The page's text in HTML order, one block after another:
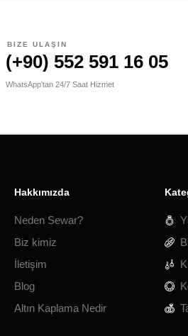
BIZE ULAŞIN
(+90) 552 591 16 05
WhatsApp'tan 24/7 Saat Hizmet
Hakkımızda
Neden Sewar?
Biz kimiz
İletişim
Blog
Altın Kaplama Nedir